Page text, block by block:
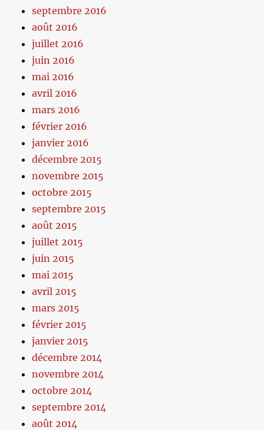
septembre 2016
août 2016
juillet 2016
juin 2016
mai 2016
avril 2016
mars 2016
février 2016
janvier 2016
décembre 2015
novembre 2015
octobre 2015
septembre 2015
août 2015
juillet 2015
juin 2015
mai 2015
avril 2015
mars 2015
février 2015
janvier 2015
décembre 2014
novembre 2014
octobre 2014
septembre 2014
août 2014